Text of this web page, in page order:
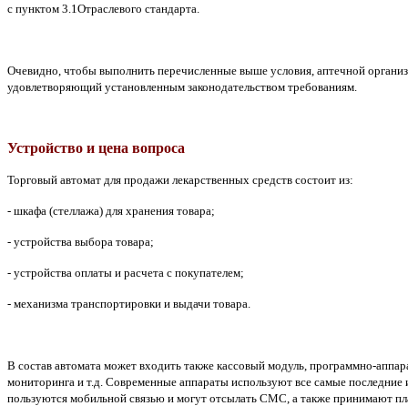
с пунктом 3.1Отраслевого стандарта.
Очевидно, чтобы выполнить перечисленные выше условия, аптечной
удовлетворяющий установленным законодательством требованиям.
Устройство и цена вопроса
Торговый автомат для продажи лекарственных средств состоит из:
- шкафа (стеллажа) для хранения товара;
- устройства выбора товара;
- устройства оплаты и расчета с покупателем;
- механизма транспортировки и выдачи товара.
В состав автомата может входить также кассовый модуль, программно-
мониторинга и т.д. Современные аппараты используют все самые
пользуются мобильной связью и могут отсылать СМС, а также принимают